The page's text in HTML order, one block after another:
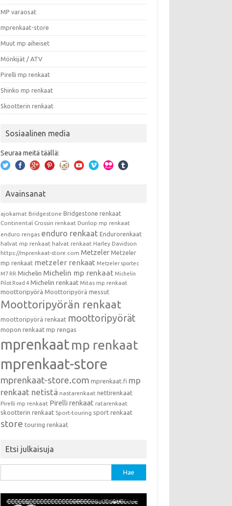
MP varaosat
mprenkaat-store
Muut mp aiheiset
Mönkijät / ATV
Pirelli mp renkaat
Shinko mp renkaat
Skootterin renkaat
Sosiaalinen media
Seuraa meitä täällä:
Avainsanat
ajokamat Bridgestone Bridgestone renkaat
Continental Crossin renkaat Dunlop mp renkaat
enduro rengas enduro renkaat Endurorenkaat
halvat mp renkaat halvat renkaat Harley Davidson
https://mprenkaat-store.com Metzeler Metzeler
mp renkaat metzeler renkaat Metzeler sportec
M7 RR Michelin Michelin mp renkaat Michelin
Pilot Road 4 Michelin renkaat Mitas mp renkaat
moottoripyörä Moottoripyörä messut
Moottoripyörän renkaat
moottoripyörä renkaat moottoripyörät
mopon renkaat mp rengas
mprenkaat mp renkaat
mprenkaat-store
mprenkaat-store.com mprenkaat.fi mp
renkaat netistä nastarenkaat nettirenkaat
Pirelli mp renkaat Pirelli renkaat ratarenkaat
skootterin renkaat Sport-touring sport renkaat
store touring renkaat
Etsi julkaisuja